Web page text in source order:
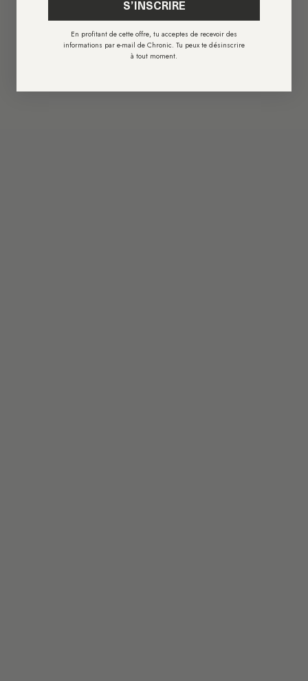
S’INSCRIRE
En profitant de cette offre, tu acceptes de recevoir des
informations par e-mail de Chronic. Tu peux te désinscrire
à tout moment.